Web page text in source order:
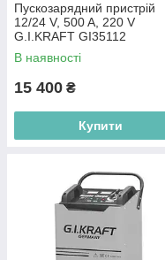
Пускозарядний пристрій
12/24 V, 500 A, 220 V
G.I.KRAFT GI35112
В наявності
15 400 ₴
Купити